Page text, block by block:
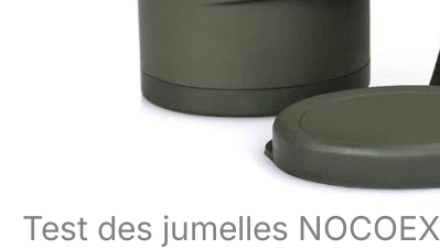
Test des jumelles